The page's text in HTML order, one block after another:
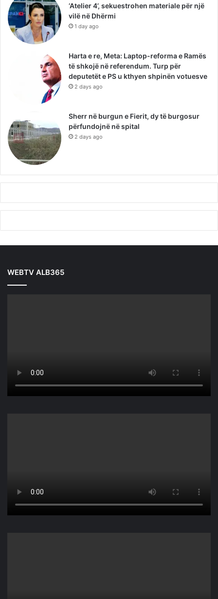
‘Atelier 4’, sekuestrohen materiale për një
vilë në Dhërmi
1 day ago
Harta e re, Meta: Laptop-reforma e Ramës
të shkojë në referendum. Turp për
deputetët e PS u kthyen shpinën votuesve
2 days ago
Sherr në burgun e Fierit, dy të burgosur
përfundojnë në spital
2 days ago
WEBTV ALB365